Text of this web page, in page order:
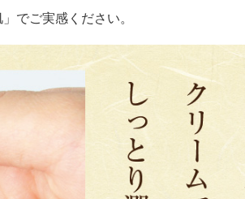
でご実感ください。